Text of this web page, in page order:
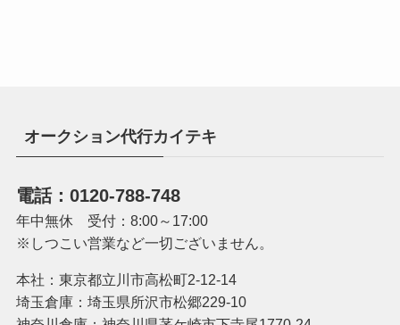
オークション代行カイテキ
電話：0120-788-748
年中無休 受付：8:00～17:00
※しつこい営業など一切ございません。
本社：東京都立川市高松町2-12-14
埼玉倉庫：埼玉県所沢市松郷229-10